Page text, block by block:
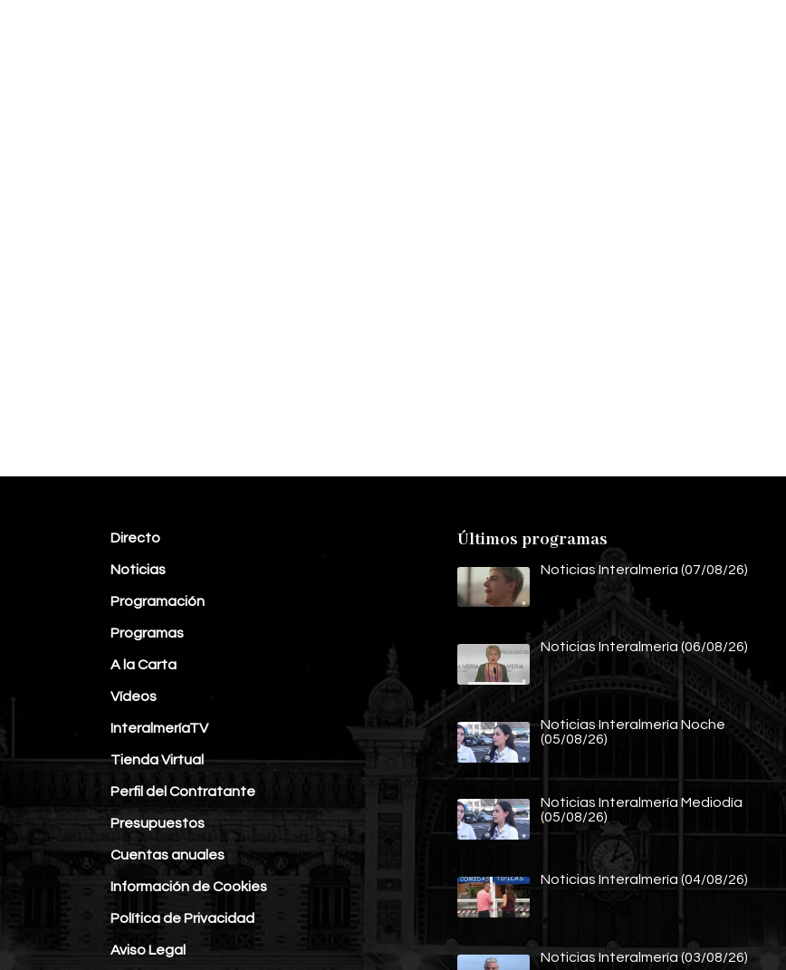
Directo
Noticias
Programación
Programas
A la Carta
Vídeos
InteralmeríaTV
Tienda Virtual
Perfil del Contratante
Presupuestos
Cuentas anuales
Información de Cookies
Política de Privacidad
Aviso Legal
Últimos programas
Noticias Interalmería (07/08/26)
Noticias Interalmería (06/08/26)
Noticias Interalmería Noche
(05/08/26)
Noticias Interalmería Mediodía
(05/08/26)
Noticias Interalmería (04/08/26)
Noticias Interalmería (03/08/26)